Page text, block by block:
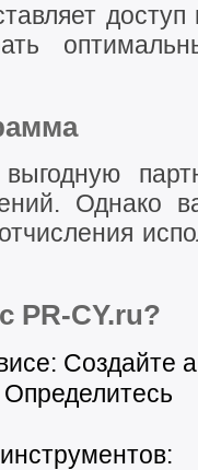
выгодную
Однако
PR-CY.ru?
Создайте